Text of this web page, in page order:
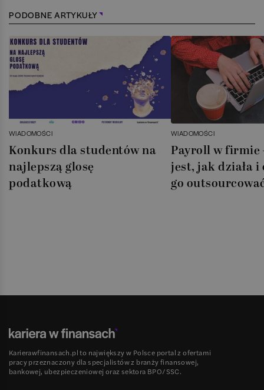
PODOBNE ARTYKUŁY
WIADOMOŚCI
Konkurs dla studentów na
najlepszą glosę
podatkową
WIADOMOŚCI
Payroll w firmie
jest, jak działa
go
Karierawfinansach.pl to największy w Polsce portal z ofertami
pracy przeznaczony dla specjalistów z branży finansowej,
bankowej, ubezpieczeniowej oraz sektora BPO/SSC.